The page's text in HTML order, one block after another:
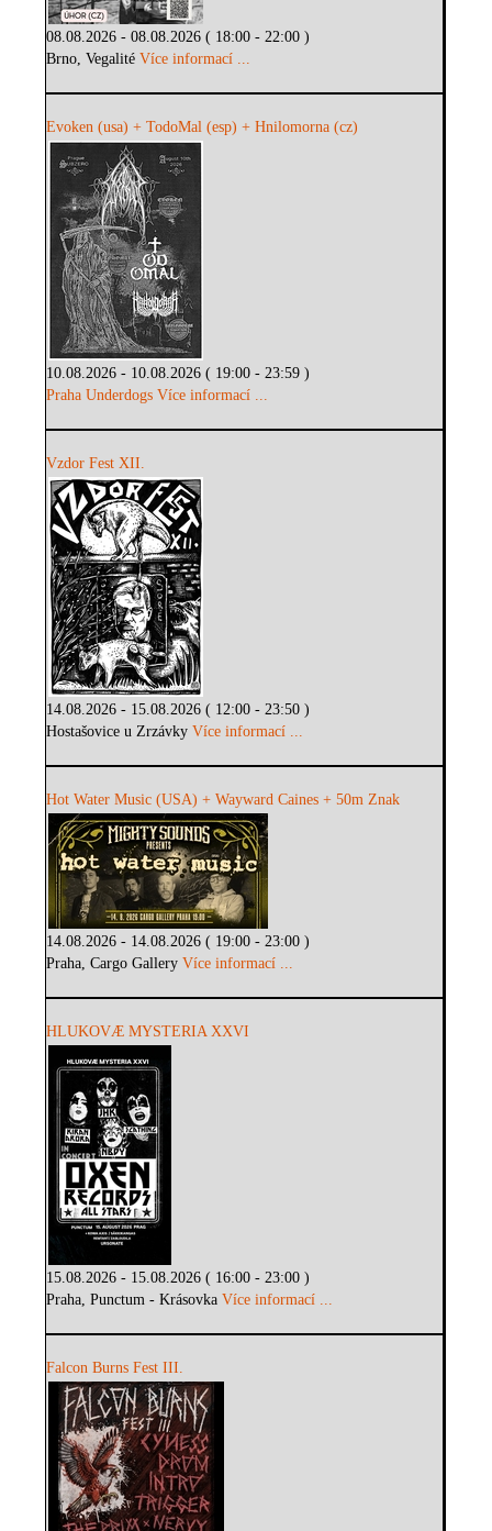
08.08.2026 - 08.08.2026 ( 18:00 - 22:00 )
Brno, VegalitéVíce informací ...
Evoken (usa) + TodoMal (esp) + Hnilomorna (cz)
10.08.2026 - 10.08.2026 ( 19:00 - 23:59 )
Praha Underdogs Více informací ...
Vzdor Fest XII.
14.08.2026 - 15.08.2026 ( 12:00 - 23:50 )
Hostašovice u ZrzávkyVíce informací ...
Hot Water Music (USA) + Wayward Caines + 50m Znak
14.08.2026 - 14.08.2026 ( 19:00 - 23:00 )
Praha, Cargo GalleryVíce informací ...
HLUKOVÆ MYSTERIA XXVI
15.08.2026 - 15.08.2026 ( 16:00 - 23:00 )
Praha, Punctum - KrásovkaVíce informací ...
Falcon Burns Fest III.